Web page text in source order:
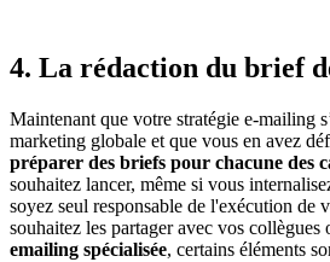
4. La rédaction du brief
Maintenant que votre stratégie e-mailing
marketing globale et que vous en avez
préparer des briefs pour chacune des
souhaitez lancer, même si vous
soyez seul responsable de l'exécution de
souhaitez les partager avec vos collègues
emailing spécialisée, certains éléments